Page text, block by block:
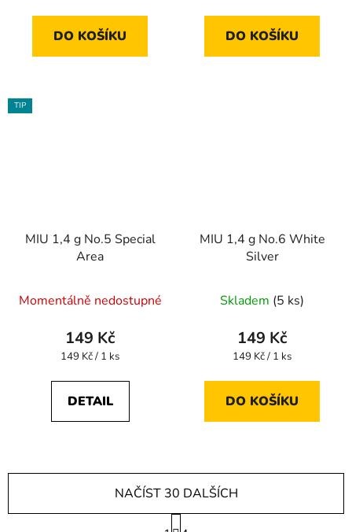
DO KOŠÍKU DO KOŠÍKU
TIP
MIU 1,4 g No.5 Special
Area
Momentálně nedostupné
149 Kč
Měrná
149 Kč / 1 ks
DETAIL
MIU 1,4 g No.6 White
Silver
Skladem (5 ks)
149 Kč
Měrná
149 Kč / 1 ks
DO KOŠÍKU
NAČÍST 30 DALŠÍCH
S